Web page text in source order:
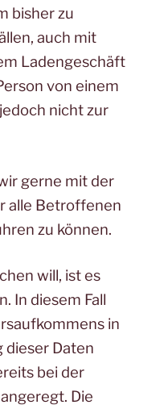
bisher zu
auch mit
Ladengeschäft
von einem
nicht zur
gerne mit der
alle Betroffenen
zu können.
will, ist es
In diesem Fall
in
dieser Daten
bei der
Die